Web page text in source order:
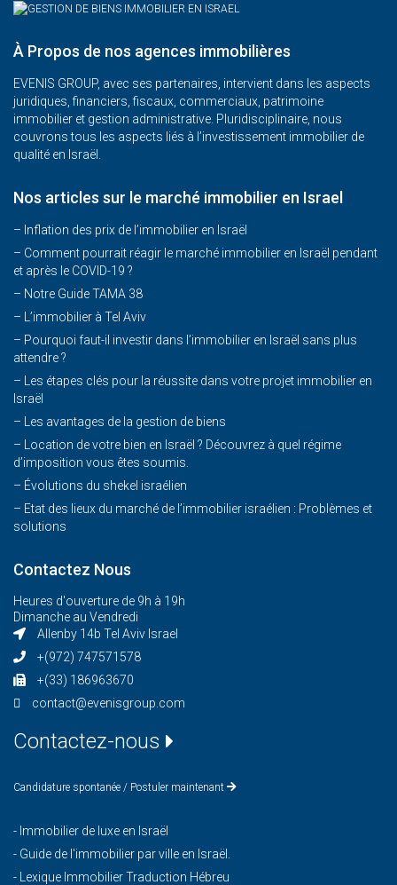
À Propos de nos agences immobilières
EVENIS GROUP, avec ses partenaires, intervient dans les aspects
juridiques, financiers, fiscaux, commerciaux, patrimoine
immobilier et gestion administrative. Pluridisciplinaire, nous
couvrons tous les aspects liés à l’investissement immobilier de
qualité en Israël.
Nos articles sur le marché immobilier en Israel
– Inflation des prix de l’immobilier en Israël
– Comment pourrait réagir le marché immobilier en Israël pendant
et après le COVID-19 ?
– Notre Guide TAMA 38
–
L’immobilier à Tel Aviv
– Pourquoi faut-il investir dans l’immobilier en Israël sans plus
attendre ?
– Les étapes clés pour la réussite dans votre projet immobilier en
Israël
– Les avantages de la gestion de biens
– Location de votre bien en Israël ? Découvrez à quel régime
d’imposition vous êtes soumis.
– Évolutions du shekel israélien
– Etat des lieux du marché de l’immobilier israélien : Problèmes et
solutions
Contactez Nous
Heures d'ouverture de 9h à 19h
Dimanche au Vendredi
Allenby 14b Tel Aviv Israel
+(972) 747571578
+(33) 186963670
contact@evenisgroup.com
Contactez-nous
Candidature spontanée / Postuler maintenant
- Immobilier de luxe en Israël
- Guide de l'immobilier par ville en Israël.
-
Lexique Immobilier Traduction Hébreu